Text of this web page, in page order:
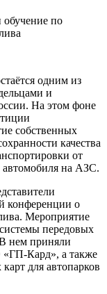
одним из
и
На этом фоне
собственных
качества
от
автомобиля на АЗС.
конференции о
Мероприятие
передовых
В нем приняли
Кард», а также
для автопарков